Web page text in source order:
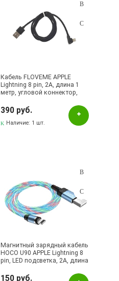
Кабель FLOVEME APPLE
Lightning 8 pin, 2A, длина 1
метр, угловой коннектор,
390 руб.
Наличие: 1 шт.
Магнитный зарядный кабель
HOCO U90 APPLE Lightning 8
pin, LED подсветка, 2A, длина
150
150 руб.